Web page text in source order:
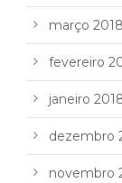
março 2018
fevereiro
janeiro
dezembro
novembro